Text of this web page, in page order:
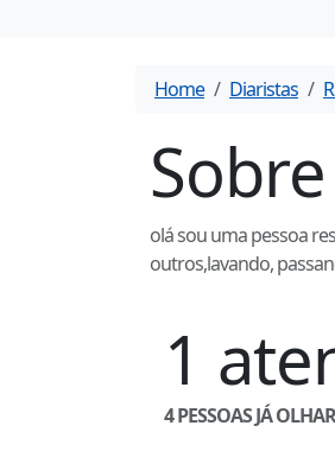
Home Diaristas
olá sou uma pessoa
outros,lavando,
1
4PESSOAS JÁ